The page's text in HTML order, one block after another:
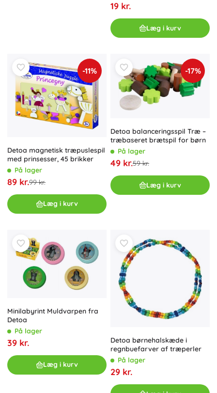
19 kr.
Læg i kurv
-11%
Detoa magnetisk træpuslespil
med prinsesser, 45 brikker
På lager
89 kr.99 kr.
Læg i kurv
-17%
Detoa balanceringsspil Træ –
træbaseret brætspil for børn
På lager
49 kr.59 kr.
Læg i kurv
Minilabyrint Muldvarpen fra
Detoa
På lager
39 kr.
Læg i kurv
Detoa børnehalskæde i
regnbuefarver af træperler
På lager
29 kr.